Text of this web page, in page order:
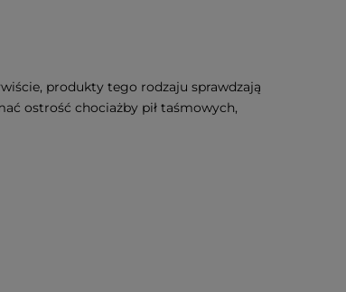
produkty tego rodzaju sprawdzają
ostrość chociażby pił taśmowych,